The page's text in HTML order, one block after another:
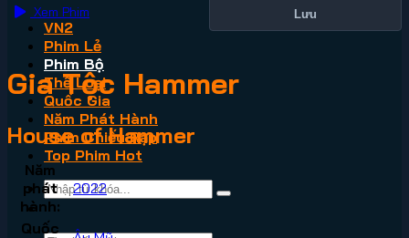
VN2
Phim Lẻ
Phim Bộ
Thể Loại
Quốc Gia
Năm Phát Hành
Phim Chiếu Rạp
Top Phim Hot
Xem Phim Lưu
Gia Tộc Hammer
House of Hammer
Năm
phát
hành:
2022
Quốc